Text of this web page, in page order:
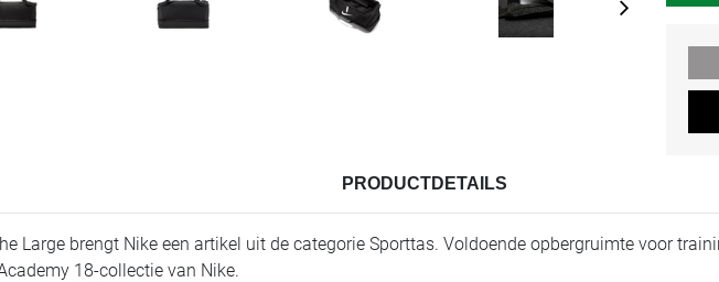
PRODUCTDETAILS
Large brengt Nike een artikel uit de categorie Sporttas. Voldoende opbergruimte voor
18-collectie van Nike.